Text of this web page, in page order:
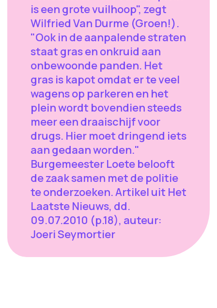
is een grote vuilhoop", zegt
Wilfried Van Durme (Groen!).
"Ook in de aanpalende straten
staat gras en onkruid aan
onbewoonde panden. Het
gras is kapot omdat er te veel
wagens op parkeren en het
plein wordt bovendien steeds
meer een draaischijf voor
drugs. Hier moet dringend iets
aan gedaan worden."
Burgemeester Loete belooft
de zaak samen met de politie
te onderzoeken. Artikel uit Het
Laatste Nieuws, dd.
09.07.2010 (p.18), auteur:
Joeri Seymortier